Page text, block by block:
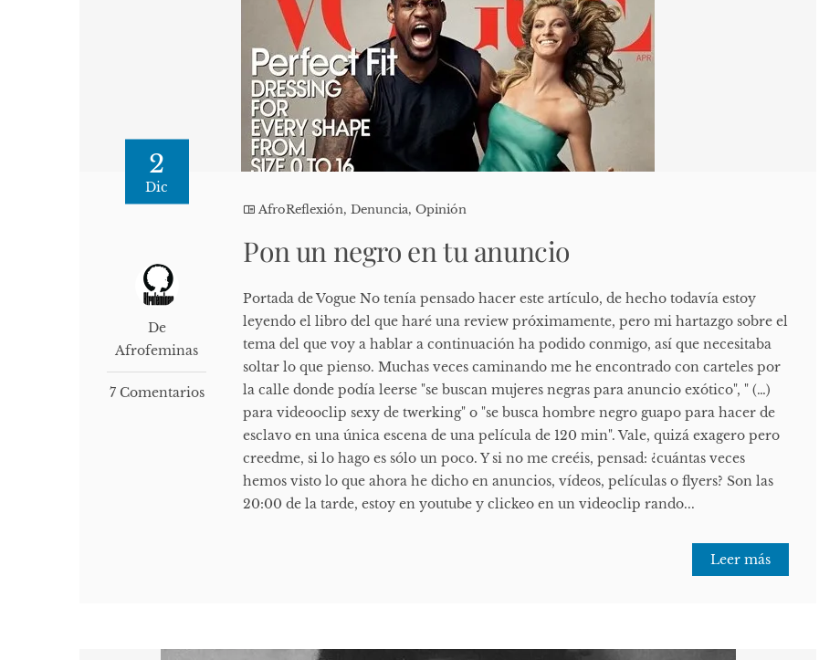
2
Dic
De
Afrofeminas
7 Comentarios
AfroReflexión,Denuncia,Opinión
Pon un negro en tu anuncio
Portada de Vogue No tenía pensado hacer este artículo, de hecho todavía estoy
leyendo el libro del que haré una review próximamente, pero mi hartazgo sobre el
tema del que voy a hablar a continuación ha podido conmigo, así que necesitaba
soltar lo que pienso. Muchas veces caminando me he encontrado con carteles por
la calle donde podía leerse "se buscan mujeres negras para anuncio exótico", " (…)
para videooclip sexy de twerking" o "se busca hombre negro guapo para hacer de
esclavo en una única escena de una película de 120 min". Vale, quizá exagero pero
creedme, si lo hago es sólo un poco. Y si no me creéis, pensad: ¿cuántas veces
hemos visto lo que ahora he dicho en anuncios, vídeos, películas o flyers? Son las
20:00 de la tarde, estoy en youtube y clickeo en un videoclip rando...
Leer más